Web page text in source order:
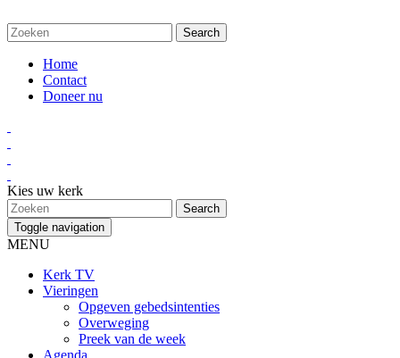
Home
Contact
Doneer nu
Kies uw kerk
Toggle navigation
MENU
Kerk TV
Vieringen
Opgeven gebedsintenties
Overweging
Preek van de week
Agenda